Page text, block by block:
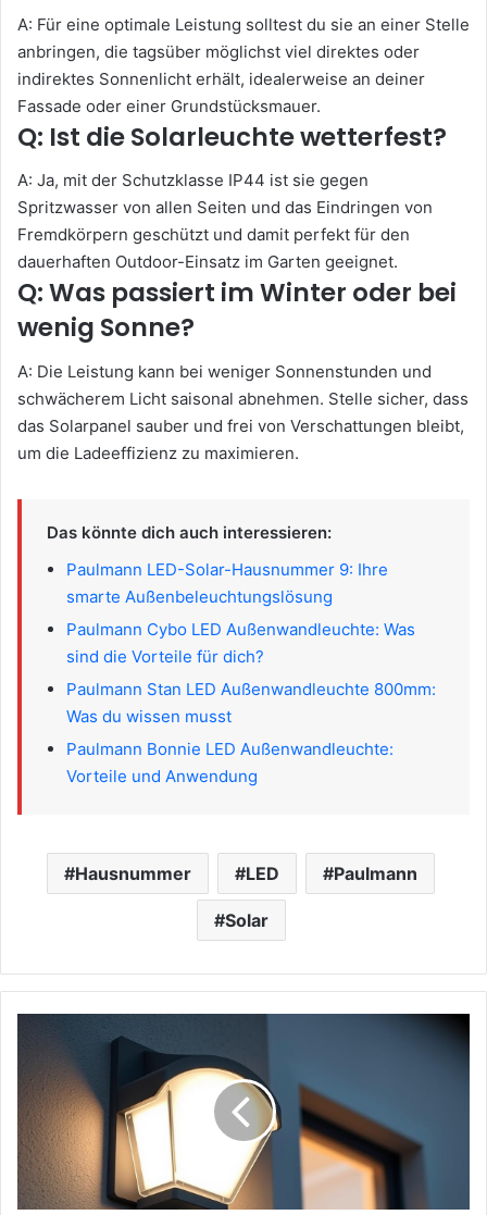
A: Für eine optimale Leistung solltest du sie an einer Stelle
anbringen, die tagsüber möglichst viel direktes oder
indirektes Sonnenlicht erhält, idealerweise an deiner
Fassade oder einer Grundstücksmauer.
Q: Ist die Solarleuchte wetterfest?
A: Ja, mit der Schutzklasse IP44 ist sie gegen
Spritzwasser von allen Seiten und das Eindringen von
Fremdkörpern geschützt und damit perfekt für den
dauerhaften Outdoor-Einsatz im Garten geeignet.
Q: Was passiert im Winter oder bei
wenig Sonne?
A: Die Leistung kann bei weniger Sonnenstunden und
schwächerem Licht saisonal abnehmen. Stelle sicher, dass
das Solarpanel sauber und frei von Verschattungen bleibt,
um die Ladeeffizienz zu maximieren.
Das könnte dich auch interessieren:
Paulmann LED-Solar-Hausnummer 9: Ihre
smarte Außenbeleuchtungslösung
Paulmann Cybo LED Außenwandleuchte: Was
sind die Vorteile für dich?
Paulmann Stan LED Außenwandleuchte 800mm:
Was du wissen musst
Paulmann Bonnie LED Außenwandleuchte:
Vorteile und Anwendung
Hausnummer LED Paulmann
Solar
Solar-
Hausnummer
9:
Ihre
smarte
Außenbeleuchtungslösung